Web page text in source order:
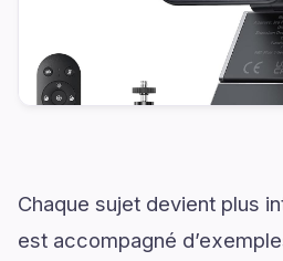
Chaque sujet devient plus
est accompagné